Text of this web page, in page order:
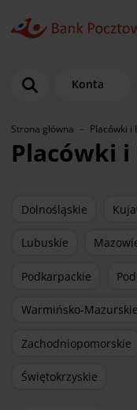
Konta
Strona główna Placówki i
Placówki
Dolnośląskie
Lubuskie
Podkarpackie
Warmińsko-Mazurskie
Zachodniopomorskie
Świętokrzyskie